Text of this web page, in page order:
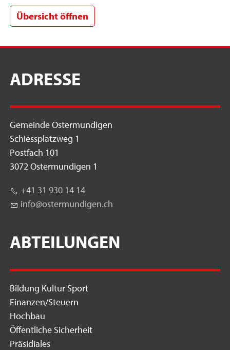
Übersicht öffnen
ADRESSE
Gemeinde Ostermundigen
Schiessplatzweg 1
Postfach 101
3072 Ostermundigen 1
+41 31 930 14 14
nf
st rm nd g n ch
ABTEILUNGEN
Bildung Kultur Sport
Finanzen/Steuern
Hochbau
Öffentliche Sicherheit
Präsidiales